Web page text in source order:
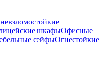
шкафыОфисные
сейфыОгнестойкие